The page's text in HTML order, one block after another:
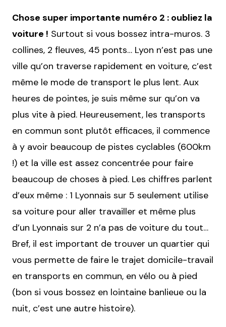
Chose super importante numéro 2 : oubliez la
voiture ! Surtout si vous bossez intra-muros. 3
collines, 2 fleuves, 45 ponts… Lyon n’est pas une
ville qu’on traverse rapidement en voiture, c’est
même le mode de transport le plus lent. Aux
heures de pointes, je suis même sur qu’on va
plus vite à pied. Heureusement, les transports
en commun sont plutôt efficaces, il commence
à y avoir beaucoup de pistes cyclables (600km
!) et la ville est assez concentrée pour faire
beaucoup de choses à pied. Les chiffres parlent
d’eux même : 1 Lyonnais sur 5 seulement utilise
sa voiture pour aller travailler et même plus
d’un Lyonnais sur 2 n’a pas de voiture du tout…
Bref, il est important de trouver un quartier qui
vous permette de faire le trajet domicile-travail
en transports en commun, en vélo ou à pied
(bon si vous bossez en lointaine banlieue ou la
nuit, c’est une autre histoire).